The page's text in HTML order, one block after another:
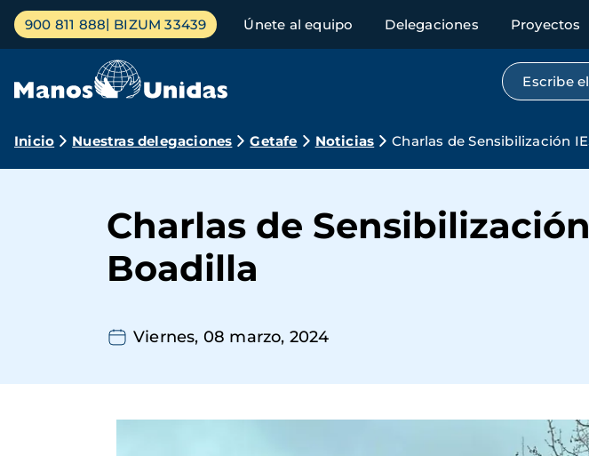
Pasar
contenido
Menú
principal
900 811 888 BIZUM 33439 Únete al equipo Delegaciones Proyectos
Ruta
navegación
Inicio Nuestras delegaciones Getafe Noticias Charlas de Sensibilización
Charlas de
Boadilla
Viernes, 08 marzo, 2024